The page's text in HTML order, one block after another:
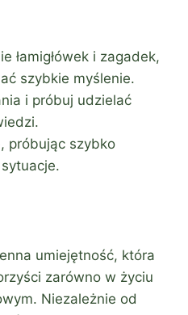
łamigłówek i zagadek,
szybkie myślenie.
i próbuj udzielać
próbując szybko
umiejętność, która
zarówno w życiu
Niezależnie od